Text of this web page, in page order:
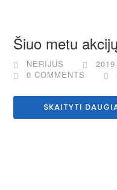
Šiuo metu
NERIJUS
0 COMMENTS
SKAITYTI